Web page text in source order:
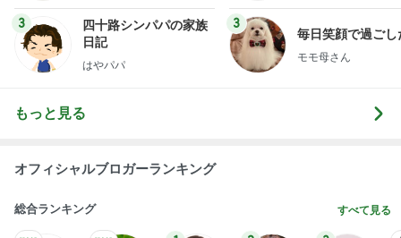
3
四十路シンパパの家族
日記
はやパパ
3
毎日笑顔で過ごし
モモ母さん
もっと見る
オフィシャルブロガーランキング
総合ランキング すべて見る